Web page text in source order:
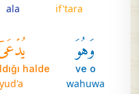
if'tara
ala
وَهُوَ
ve o
wahuwa
halde
yud'a